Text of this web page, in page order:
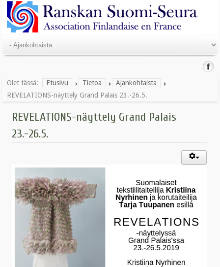
Olet tässä: Etusivu Tietoa
Ajankohtaista
REVELATIONS-näyttely Grand Palais 23.-26.5.
REVELATIONS-näyttely Grand Palais
23.-26.5.